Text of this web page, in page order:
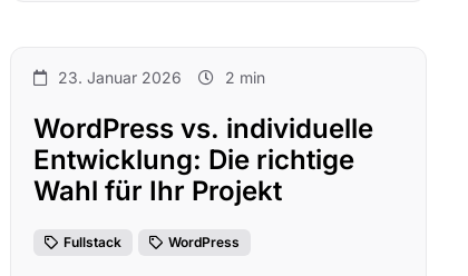
23. Januar 2026 2 min
WordPress vs. individuelle
Entwicklung: Die richtige
Wahl für Ihr Projekt
Fullstack WordPress